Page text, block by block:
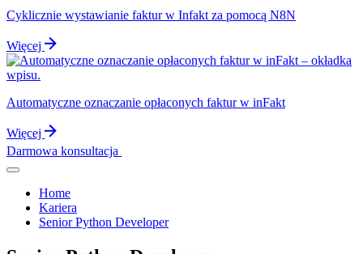
Cyklicznie wystawianie faktur w Infakt za pomocą N8N
Więcej
Automatyczne oznaczanie opłaconych faktur w inFakt
Więcej
Darmowa konsultacja
Home
Kariera
Senior Python Developer